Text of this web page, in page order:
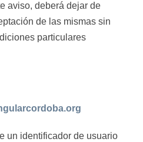
aviso, deberá dejar de
de las mismas sin
particulares
un identificador de usuario